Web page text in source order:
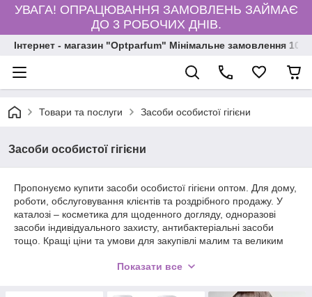
УВАГА! ОПРАЦЮВАННЯ ЗАМОВЛЕНЬ ЗАЙМАЄ
ДО 3 РОБОЧИХ ДНІВ.
Інтернет - магазин "Optparfum" Мінімальне замовлення
Товари та послуги Засоби особистої гігієни
Засоби особистої гігієни
Пропонуємо купити засоби особистої гігієни оптом. Для дому,
роботи, обслуговування клієнтів та роздрібного продажу. У
каталозі – косметика для щоденного догляду, одноразові
засоби індивідуального захисту, антибактеріальні засоби
тощо. Кращі ціни та умови для закупівлі малим та великим
10-100 одиниць). Відправка Україною 1-2 дні. Замовляйте
Показати все